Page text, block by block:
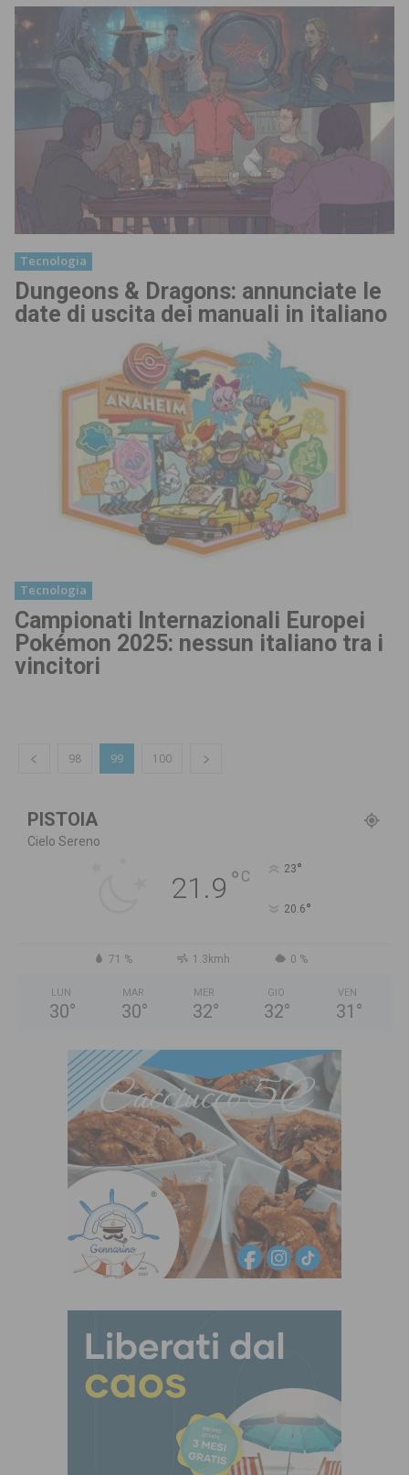
Tecnologia
Dungeons & Dragons: annunciate le
date di uscita dei manuali in italiano
Tecnologia
Campionati Internazionali Europei
Pokémon 2025: nessun italiano tra i
vincitori
98 99 100
PISTOIA
Cielo Sereno
21.9 ° C 23°
20.6°
71 % 1.3kmh 0 %
LUN
30°
MAR
30°
MER
32°
GIO
32°
VEN
31 °